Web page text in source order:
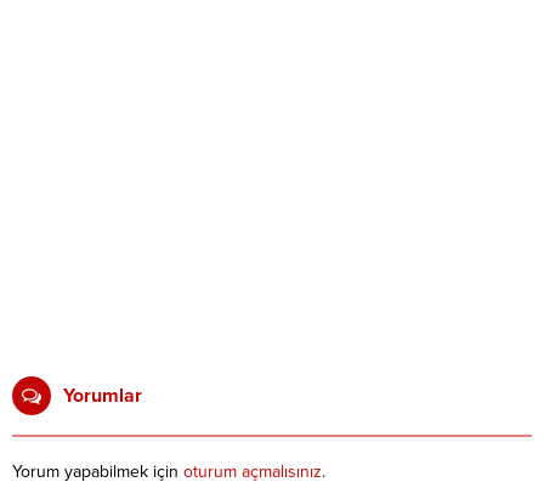
Yorumlar
Yorum yapabilmek için oturum açmalısınız.